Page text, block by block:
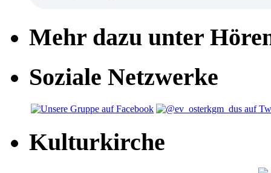
Mehr dazu unter
Soziale Netzwerke
Kulturkirche